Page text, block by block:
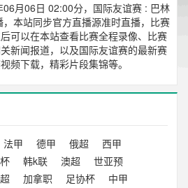
月06日 02:00分，国际友谊赛 : 巴林
本站同步官方直播源准时直播，比赛
可以在本站查看比赛全程录像、比赛
新闻报道，以及国际友谊赛的最新赛
频下载，精彩片段集锦等。
法甲 德甲 俄超
西甲
韩k联 澳超
世亚预
加拿职 足协杯
中甲